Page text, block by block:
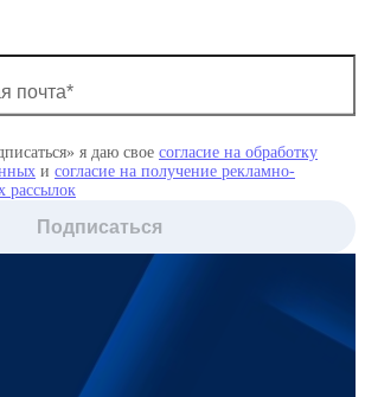
я даю свое согласие на обработку
и согласие на получение рекламно-
рассылок
Подписаться